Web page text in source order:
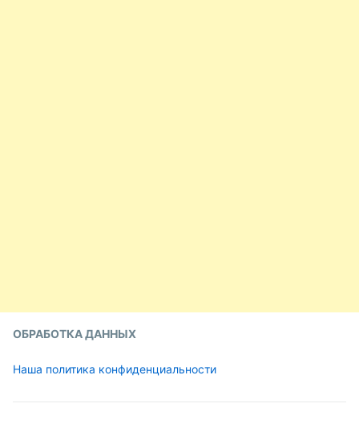
ОБРАБОТКА ДАННЫХ
Наша политика конфиденциальности